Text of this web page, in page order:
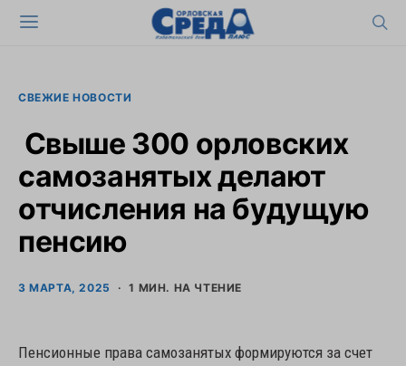
СВЕЖИЕ НОВОСТИ
Свыше 300 орловских
самозанятых делают
отчисления на будущую
пенсию
3 МАРТА, 2025 1 МИН. НА ЧТЕНИЕ
Пенсионные права самозанятых формируются за счет